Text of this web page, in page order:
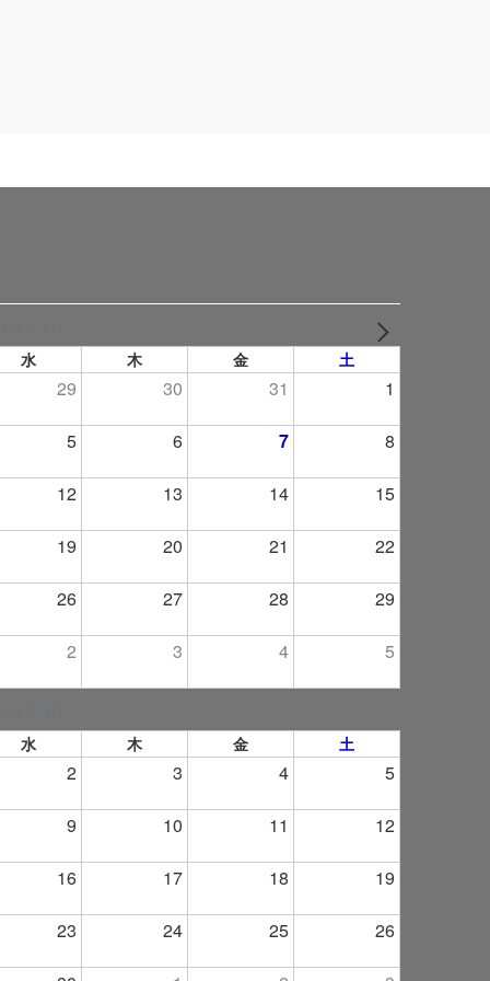
水 木 金 土
29 30 31 1
5 6 7 8
12 13 14 15
19 20 21 22
26 27 28 29
2 3 4 5
水 木 金 土
2 3 4 5
9 10 11 12
16 17 18 19
23 24 25 26